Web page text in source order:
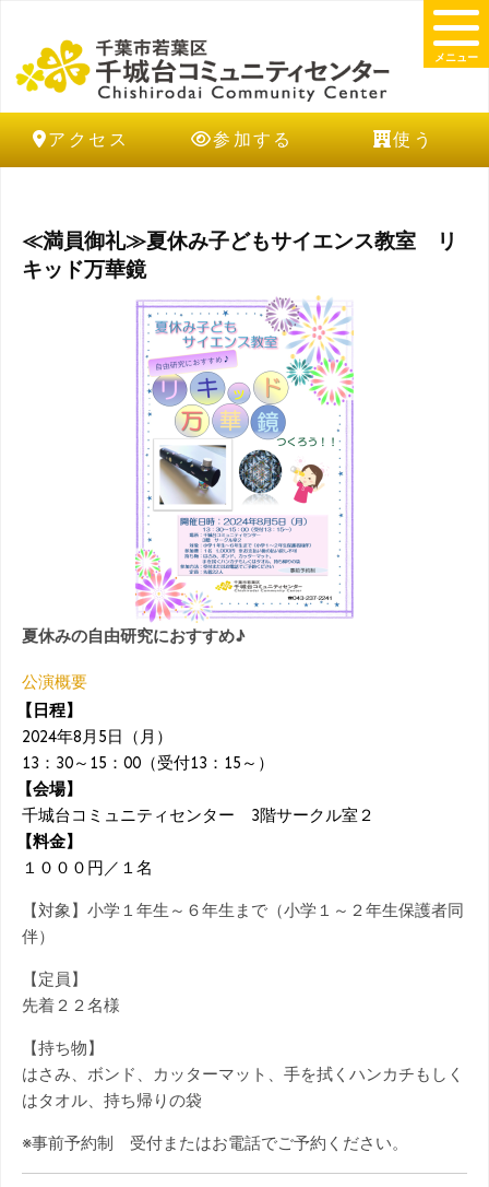
アクセス 参加する 使う
メニュー
≪満員御礼≫夏休み子どもサイエンス教室 リ
キッド万華鏡
夏休みの自由研究におすすめ♪
公演概要
【日程】
2024年8月5日（月）
13：30～15：00（受付13：15～）
【会場】
千城台コミュニティセンター 3階サークル室２
【料金】
１０００円／１名
【対象】小学１年生～６年生まで（小学１～２年生保護者同
伴）
【定員】
先着２２名様
【持ち物】
はさみ、ボンド、カッターマット、手を拭くハンカチもしく
はタオル、持ち帰りの袋
※事前予約制 受付またはお電話でご予約ください。